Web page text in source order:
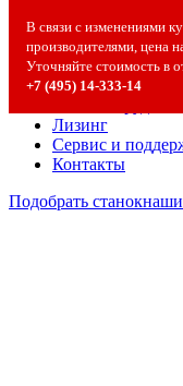
В связи с изменениями
производителями, цена
Уточняйте стоимость в
+7 (495) 14‑333‑14
О компании
О
Полезная
Вакансии
Лизинг
Сервис и
Контакты
Подобрать станок